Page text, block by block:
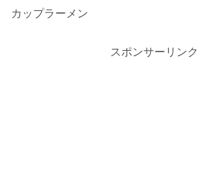
カップラーメン
スポンサーリンク